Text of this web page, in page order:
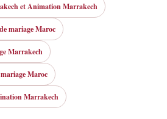
et Animation Marrakech
mariage Maroc
Marrakech
Maroc
Marrakech